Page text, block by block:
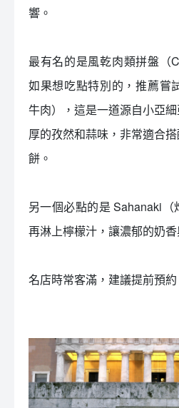
響。
最有名的是風乾肉類拼盤（
如果想吃點特別的，推薦嘗
牛肉），這是一道源自小亞
厚的孜然和蒜味，非常適合
餅。
另一個必點的是 Sahanaki（
再淋上檸檬汁，讓濃郁的奶
名店時常客滿，建議提前預約